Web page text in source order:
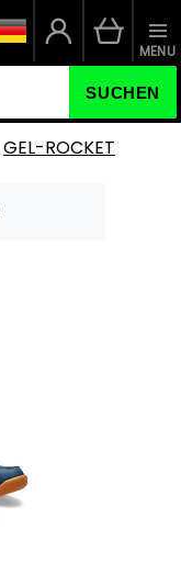
SUCHEN
MENU
GEL-ROCKET